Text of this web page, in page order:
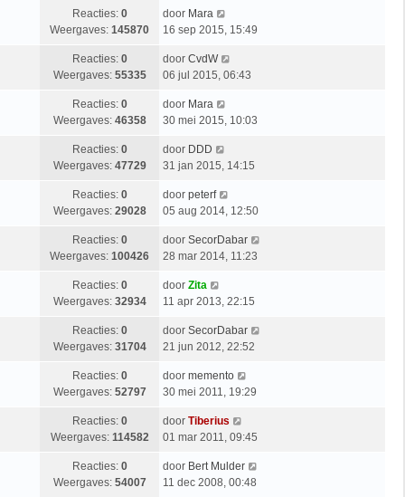
Reacties: 0
Weergaves: 145870
door Mara
16 sep 2015, 15:49
Reacties: 0
Weergaves: 55335
door CvdW
06 jul 2015, 06:43
Reacties: 0
Weergaves: 46358
door Mara
30 mei 2015, 10:03
Reacties: 0
Weergaves: 47729
door DDD
31 jan 2015, 14:15
Reacties: 0
Weergaves: 29028
door peterf
05 aug 2014, 12:50
Reacties: 0
Weergaves: 100426
door SecorDabar
28 mar 2014, 11:23
Reacties: 0
Weergaves: 32934
door Zita
11 apr 2013, 22:15
Reacties: 0
Weergaves: 31704
door SecorDabar
21 jun 2012, 22:52
Reacties: 0
Weergaves: 52797
door memento
30 mei 2011, 19:29
Reacties: 0
Weergaves: 114582
door Tiberius
01 mar 2011, 09:45
Reacties: 0
Weergaves: 54007
door Bert Mulder
11 dec 2008, 00:48